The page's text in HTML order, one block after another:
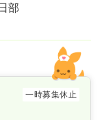
部
一時募集休止